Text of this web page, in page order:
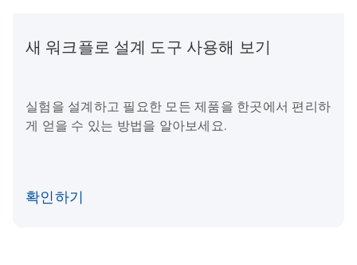
새 워크플로 설계 도구 사용해 보기
실험을 설계하고 필요한 모든 제품을 한곳에서 편리하
게 얻을 수 있는 방법을 알아보세요.
확인하기